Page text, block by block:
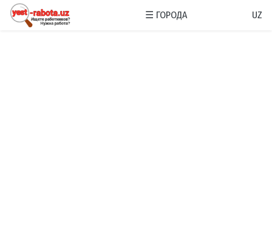
☰ ГОРОДА UZ